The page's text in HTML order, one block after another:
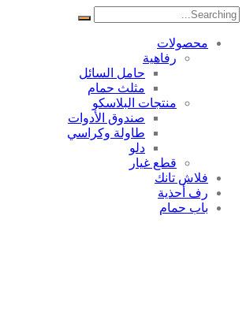
Search
for:
محصولات
رفاهية
حامل السائل
مثلث حمام
منتجات البلاسکو
صندوق الأدوات
طاولة وكراسي
دلو
قطع غيار
فلاش تانك
رف أحذية
باب حمام